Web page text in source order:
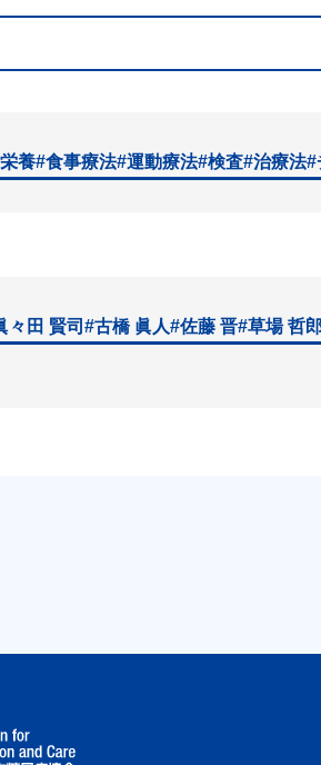
養#食事療法#運動療法#検査#治療法#
々田 賢司 #古橋 眞人#佐藤 晋#草場 哲